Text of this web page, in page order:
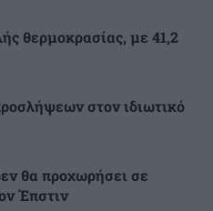
θερμοκρασίας, με 41,2
στον ιδιωτικό
θα προχωρήσει σε
Έπστιν